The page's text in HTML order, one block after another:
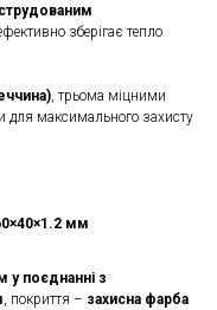
зберігає тепло
, трьома міцними
для максимального захисту
мм
у поєднанні з
, покриття – захисна фарба